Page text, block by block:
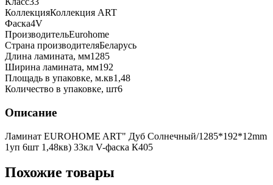
КоллекцияКоллекция ART
Фаска4V
ПроизводительEurohome
Страна производителяБеларусь
Длина ламината, мм1285
Ширина ламината, мм192
Площадь в упаковке, м.кв1,48
Количество в упаковке, шт6
Описание
Ламинат EUROHOME ART" Дуб Солнечный/1285*192*12mm
1уп 6шт 1,48кв) 33кл V-фаска К405
Похожие товары